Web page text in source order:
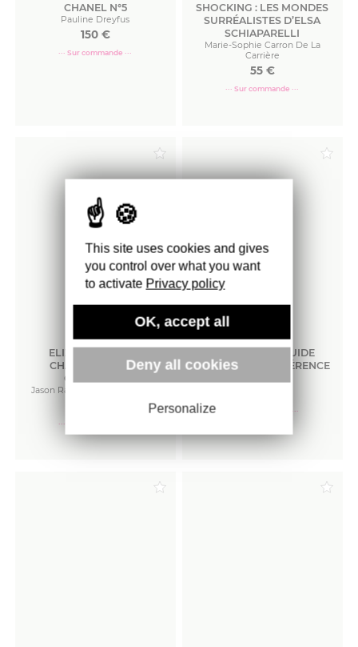
CHANEL N°5
Pauline Dreyfus
150 €
··· Sur commande ···
SHOCKING : LES MONDES
SURRÉALISTES D’ELSA
SCHIAPARELLI
Marie-Sophie Carron De La
Carrière
55 €
··· Sur commande ···
ELIZABETH II : LES
CHAPEAUX DE LA
COURONNE
Jason Raish, Thomas Pernette
··· Sur commande ···
LA MODE, UN GUIDE
PRATIQUE DE RÉFÉRENCE
··· Sur commande ···
This site uses cookies and gives
you control over what you want
to activate Privacy policy
OK, accept all
Deny all cookies
Personalize